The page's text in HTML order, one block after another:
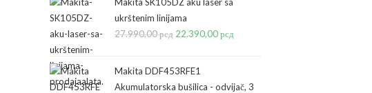
10.390,00 рсд.
ukrštenim linijama
27.990,00рсд Originalna
je
bila:
22.390,00рсд
22.390,00 рсд.
Makita DDF453RFE1
Akumulatorska bušilica - odvijač, 3